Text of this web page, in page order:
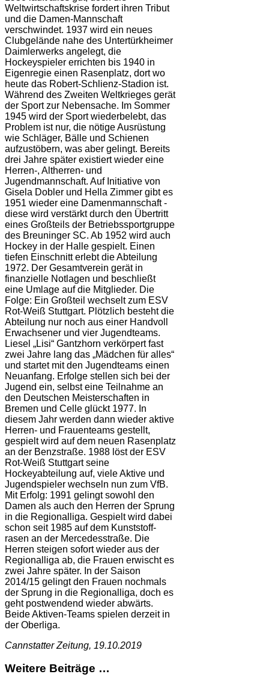
Weltwirtschaftskrise fordert ihren Tribut
und die Damen-Mannschaft
verschwindet. 1937 wird ein neues
Clubgelände nahe des Untertürkheimer
Daimlerwerks angelegt, die
Hockeyspieler errichten bis 1940 in
Eigenregie einen Rasenplatz, dort wo
heute das Robert-Schlienz-Stadion ist.
Während des Zweiten Weltkrieges gerät
der Sport zur Nebensache. Im Sommer
1945 wird der Sport wiederbelebt, das
Problem ist nur, die nötige Ausrüstung
wie Schläger, Bälle und Schienen
aufzustöbern, was aber gelingt. Bereits
drei Jahre später existiert wieder eine
Herren-, Altherren- und
Jugendmannschaft. Auf Initiative von
Gisela Dobler und Hella Zimmer gibt es
1951 wieder eine Damenmannschaft -
diese wird verstärkt durch den Übertritt
eines Großteils der Betriebssportgruppe
des Breuninger SC. Ab 1952 wird auch
Hockey in der Halle gespielt. Einen
tiefen Einschnitt erlebt die Abteilung
1972. Der Gesamtverein gerät in
finanzielle Notlagen und beschließt
eine Umlage auf die Mitglieder. Die
Folge: Ein Großteil wechselt zum ESV
Rot-Weiß Stuttgart. Plötzlich besteht die
Abteilung nur noch aus einer Handvoll
Erwachsener und vier Jugendteams.
Liesel „Lisi“ Gantzhorn verkörpert fast
zwei Jahre lang das „Mädchen für alles“
und startet mit den Jugendteams einen
Neuanfang. Erfolge stellen sich bei der
Jugend ein, selbst eine Teilnahme an
den Deutschen Meisterschaften in
Bremen und Celle glückt 1977. In
diesem Jahr werden dann wieder aktive
Herren- und Frauenteams gestellt,
gespielt wird auf dem neuen Rasenplatz
an der Benzstraße. 1988 löst der ESV
Rot-Weiß Stuttgart seine
Hockeyabteilung auf, viele Aktive und
Jugendspieler wechseln nun zum VfB.
Mit Erfolg: 1991 gelingt sowohl den
Damen als auch den Herren der Sprung
in die Regionalliga. Gespielt wird dabei
schon seit 1985 auf dem Kunststoff-
rasen an der Mercedesstraße. Die
Herren steigen sofort wieder aus der
Regionalliga ab, die Frauen erwischt es
zwei Jahre später. In der Saison
2014/15 gelingt den Frauen nochmals
der Sprung in die Regionalliga, doch es
geht postwendend wieder abwärts.
Beide Aktiven-Teams spielen derzeit in
der Oberliga.
Cannstatter Zeitung, 19.10.2019
Weitere Beiträge …